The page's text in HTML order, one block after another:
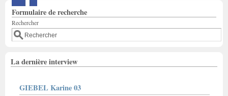
Formulaire de recherche
Rechercher
La dernière interview
GIEBEL Karine 03